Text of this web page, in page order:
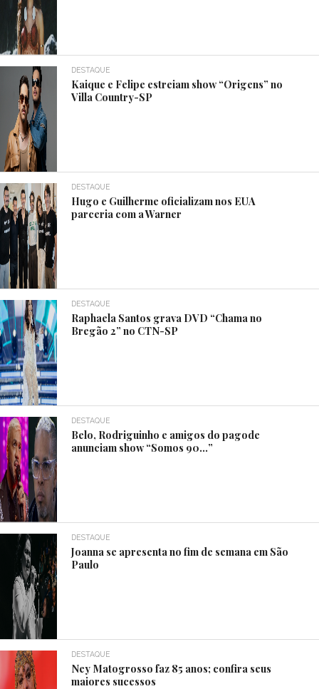
DESTAQUE
Kaique e Felipe estreiam show “Origens” no
Villa Country-SP
DESTAQUE
Hugo e Guilherme oficializam nos EUA
parceria com a Warner
DESTAQUE
Raphaela Santos grava DVD “Chama no
Bregão 2” no CTN-SP
DESTAQUE
Belo, Rodriguinho e amigos do pagode
anunciam show “Somos 90…”
DESTAQUE
Joanna se apresenta no fim de semana em São
Paulo
DESTAQUE
Ney Matogrosso faz 85 anos; confira seus
maiores sucessos